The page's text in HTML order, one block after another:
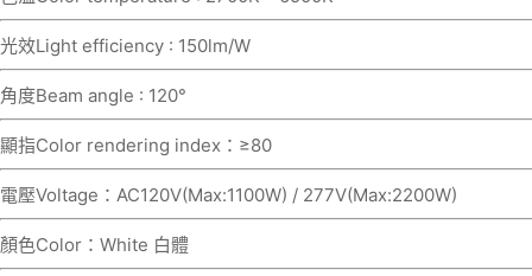
光效Light efficiency : 150lm/W
角度Beam angle : 120°
顯指Color rendering index：≥80
電壓Voltage：AC120V(Max:1100W) / 277V(Max:2200W)
顏色Color：White 白體